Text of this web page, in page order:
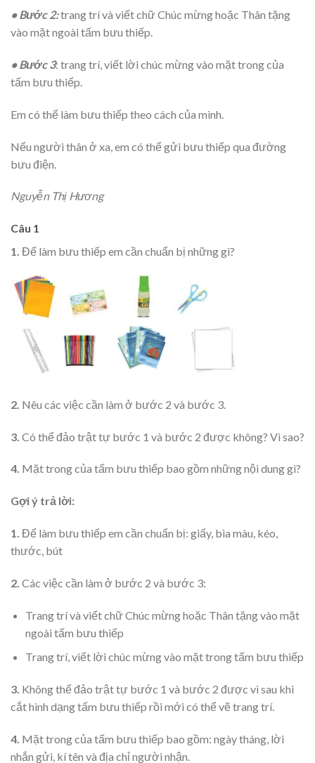
• Bước 2:trang trí và viết chữ Chúc mừng hoặc Thân tặng
vào mặt ngoài tấm bưu thiếp.
• Bước 3: trang trí, viết lời chúc mừng vào mặt trong của
tấm bưu thiếp.
Em có thể làm bưu thiếp theo cách của mình.
Nếu người thân ở xa, em có thể gửi bưu thiếp qua đường
bưu điện.
Nguyễn Thị Hương
Câu 1
1. Để làm bưu thiếp em cần chuẩn bị những gì?
2. Nêu các việc cần làm ở bước 2 và bước 3.
3. Có thể đảo trật tự bước 1 và bước 2 được không? Vì sao?
4. Mặt trong của tấm bưu thiếp bao gồm những nội dung gì?
Gợi ý trả lời:
1. Để làm bưu thiếp em cần chuẩn bị: giấy, bìa màu, kéo,
thước, bút
2. Các việc cần làm ở bước 2 và bước 3:
Trang trí và viết chữ Chúc mừng hoặc Thân tặng vào mặt
ngoài tấm bưu thiếp
Trang trí, viết lời chúc mừng vào mặt trong tấm bưu thiếp
3. Không thể đảo trật tự bước 1 và bước 2 được vì sau khi
cắt hình dạng tấm bưu thiếp rồi mới có thể vẽ trang trí.
4. Mặt trong của tấm bưu thiếp bao gồm: ngày tháng, lời
nhắn gửi, kí tên và địa chỉ người nhận.